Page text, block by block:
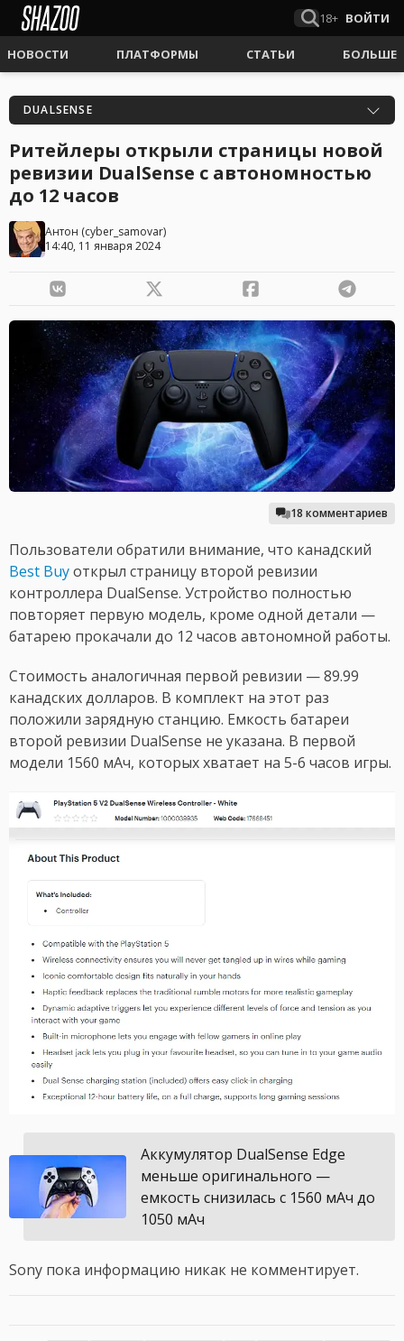
18+ ВОЙТИ
НОВОСТИ ПЛАТФОРМЫ СТАТЬИ БОЛЬШЕ
DUALSENSE
Ритейлеры открыли страницы новой
ревизии DualSense с автономностью
до 12 часов
Антон (cyber_samovar)
14:40, 11 января 2024
18 комментариев
Пользователи обратили внимание, что канадский
Best Buyоткрыл страницу второй ревизии
контроллера DualSense. Устройство полностью
повторяет первую модель, кроме одной детали —
батарею прокачали до 12 часов автономной работы.
Стоимость аналогичная первой ревизии — 89.99
канадских долларов. В комплект на этот раз
положили зарядную станцию. Емкость батареи
второй ревизии DualSense не указана. В первой
модели 1560 мАч, которых хватает на 5-6 часов игры.
Аккумулятор DualSense Edge
меньше оригинального —
емкость снизилась с 1560 мАч до
1050 мАч
Sony пока информацию никак не комментирует.